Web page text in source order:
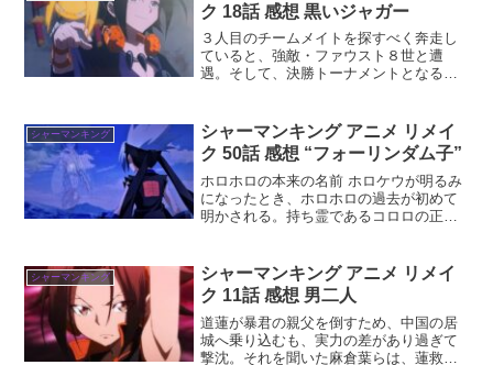
ク 18話 感想 黒いジャガー
３人目のチームメイトを探すべく奔走し
ていると、強敵・ファウスト８世と遭
遇。そして、決勝トーナメントとなるシ
シャーマンキング
シャーマンキング アニメ リメイ
ク 50話 感想 “フォーリンダム子”
ホロホロの本来の名前 ホロケウが明るみ
になったとき、ホロホロの過去が初めて
明かされる。持ち霊であるコロロの正体
シャーマンキング
シャーマンキング アニメ リメイ
ク 11話 感想 男二人
道蓮が暴君の親父を倒すため、中国の居
城へ乗り込むも、実力の差があり過ぎて
撃沈。それを聞いた麻倉葉らは、蓮救出